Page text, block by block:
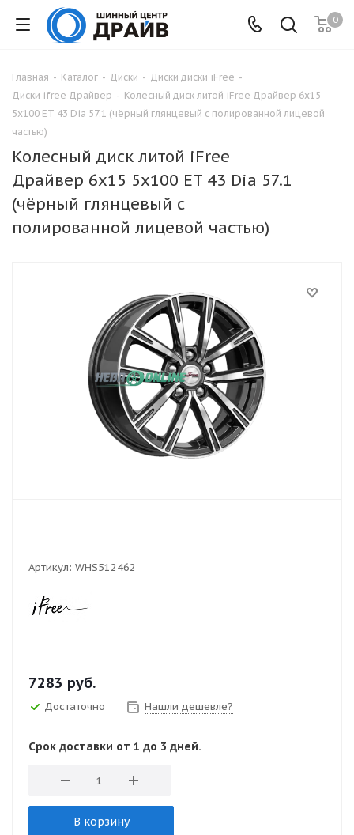
0
Главная - Каталог - Диски - Диски диски iFree -
Диски ifree Драйвер - Колесный диск литой iFree Драйвер 6x15
5x100 ET 43 Dia 57.1 (чёрный глянцевый с полированной лицевой
частью)
Колесный диск литой iFree
Драйвер 6x15 5x100 ET 43 Dia 57.1
(чёрный глянцевый с
полированной лицевой частью)
Артикул: WHS512462
7283 руб.
Достаточно Нашли дешевле?
Срок доставки от 1 до 3 дней.
В корзину